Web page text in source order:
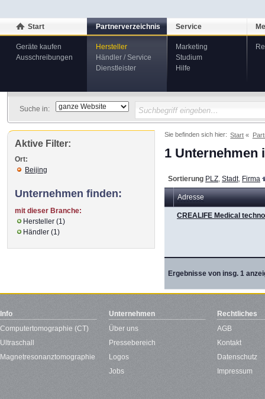
Start
Geräte kaufen
Ausschreibungen
Partnerverzeichnis
Hersteller
Händler / Service
Dienstleister
Service
Marketing
Studium
Hilfe
Suche in:
Sie befinden sich hier: Start
1 Unternehmen
Sortierung PLZ Stadt, Firma
Adresse
Ergebnisse von insg. 1
CREALIFE Medical
Aktive Filter:
Ort:
Beijing
Unternehmen finden:
mit dieser Branche:
Hersteller (1)
Händler (1)
Info
Computertomographie (CT)
Ultraschall
Magnetresonanztomographie
Unternehmen
Über uns
Pressebereich
Logos
Jobs
Rechtliches
AGB
Kontakt
Datenschutz
Impressum